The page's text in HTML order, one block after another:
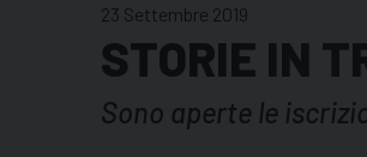
23 Settembre 2019
STORIE IN
Sono aperte le